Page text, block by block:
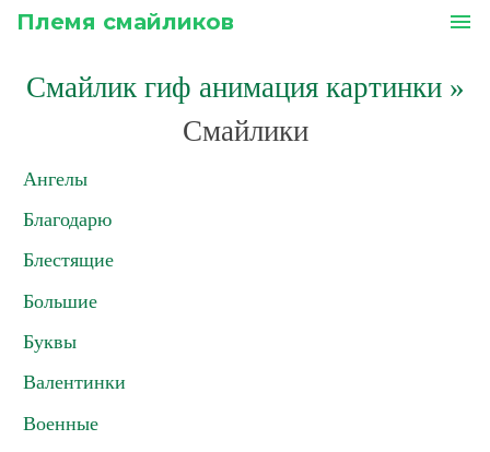
Племя смайликов menu
Смайлик гиф анимация картинки»
Смайлики
Ангелы
Благодарю
Блестящие
Большие
Буквы
Валентинки
Военные